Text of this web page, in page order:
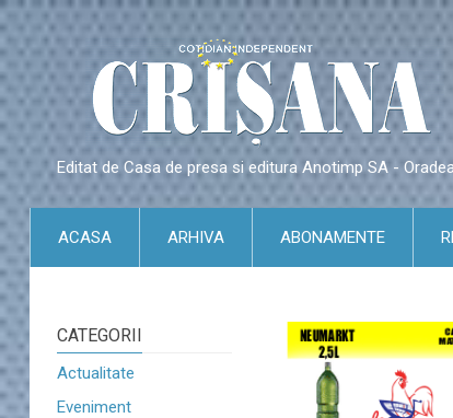
Editat de Casa de presa si editura Anotimp SA -
ACASA ARHIVA ABONAMENTE
CATEGORII
Actualitate
Eveniment